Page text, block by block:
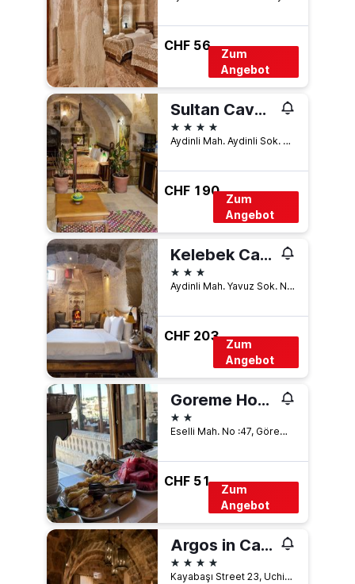
CHF 56
Zum
Angebot
Sultan Cave Suites
4 Sterne
Aydinli Mah. Aydinli Sok. No:40, Göreme, Türkei
CHF 190
Zum
Angebot
Kelebek Cave Hotel
3 Sterne
Aydinli Mah. Yavuz Sok. No:1 Goreme, Göreme, Türkei
CHF 203
Zum
Angebot
Goreme House Hotel
2 Sterne
Eselli Mah. No :47, Göreme, Türkei
CHF 51
Zum
Angebot
Argos in Cappadocia
4 Sterne
Kayabaşı Street 23, Uchisar, Türkei